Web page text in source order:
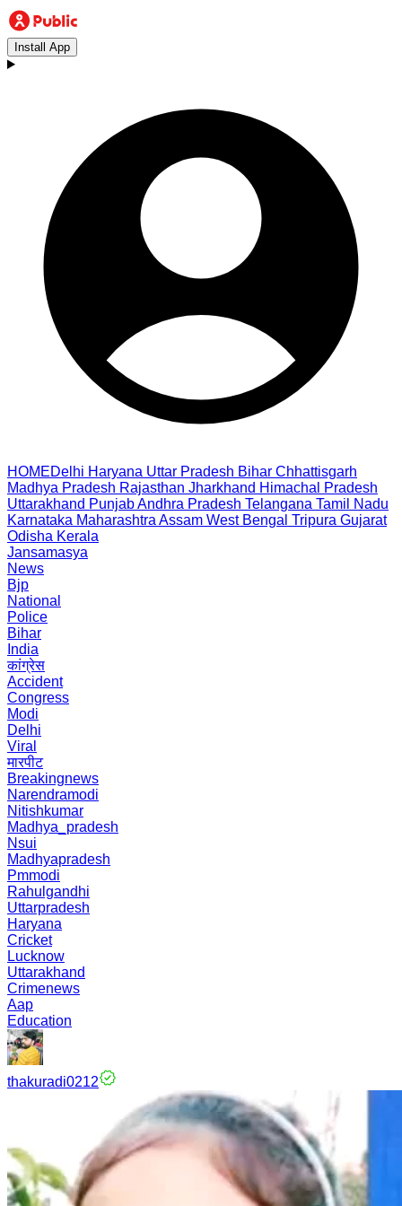
Install App
HOMEDelhi Haryana Uttar Pradesh Bihar Chhattisgarh
Madhya Pradesh Rajasthan Jharkhand Himachal Pradesh
Uttarakhand PunjabAndhra Pradesh Telangana Tamil Nadu
Karnataka Maharashtra Assam West Bengal Tripura Gujarat
Odisha Kerala
Jansamasya
News
Bjp
National
Police
Bihar
India
कांग्रेस
Accident
Congress
Modi
Delhi
Viral
मारपीट
Breakingnews
Narendramodi
Nitishkumar
Madhya_pradesh
Nsui
Madhyapradesh
Pmmodi
Rahulgandhi
Uttarpradesh
Haryana
Cricket
Lucknow
Uttarakhand
Crimenews
Aap
Education
thakuradi0212